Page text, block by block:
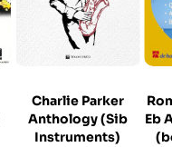
Charlie Parker
Anthology (Sib
Instruments)
Eb